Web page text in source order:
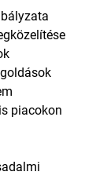
piacokon